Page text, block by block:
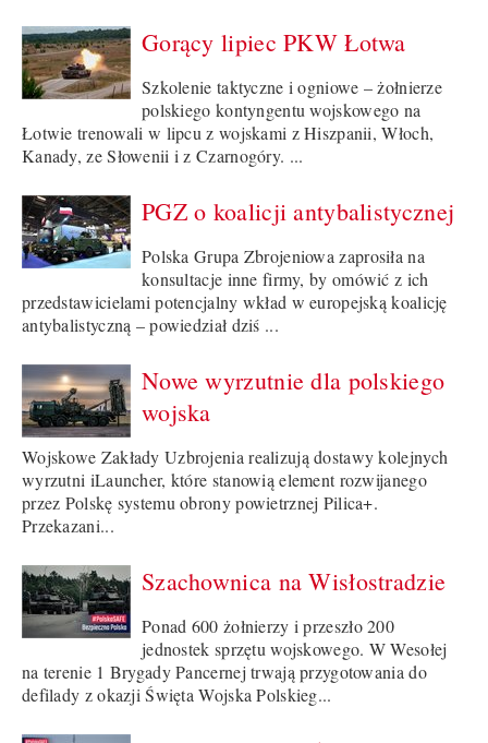
Gorący lipiec PKW Łotwa
Szkolenie taktyczne i ogniowe – żołnierze
polskiego kontyngentu wojskowego na
Łotwie trenowali w lipcu z wojskami z Hiszpanii, Włoch,
Kanady, ze Słowenii i z Czarnogóry. ...
PGZ o koalicji antybalistycznej
Polska Grupa Zbrojeniowa zaprosiła na
konsultacje inne firmy, by omówić z ich
przedstawicielami potencjalny wkład w europejską koalicję
antybalistyczną – powiedział dziś ...
Nowe wyrzutnie dla polskiego
wojska
Wojskowe Zakłady Uzbrojenia realizują dostawy kolejnych
wyrzutni iLauncher, które stanowią element rozwijanego
przez Polskę systemu obrony powietrznej Pilica+.
Przekazani...
Szachownica na Wisłostradzie
Ponad 600 żołnierzy i przeszło 200
jednostek sprzętu wojskowego. W Wesołej
na terenie 1 Brygady Pancernej trwają przygotowania do
defilady z okazji Święta Wojska Polskieg...